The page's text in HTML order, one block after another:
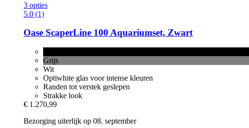
3 opties
5.0 (1)
Oase ScaperLine 100 Aquariumset, Zwart
Grijs
Wit
Optiwhite glas voor intense kleuren
Randen tot verstek geslepen
Strakke look
€ 1.270,99
Bezorging uiterlijk op 08. september